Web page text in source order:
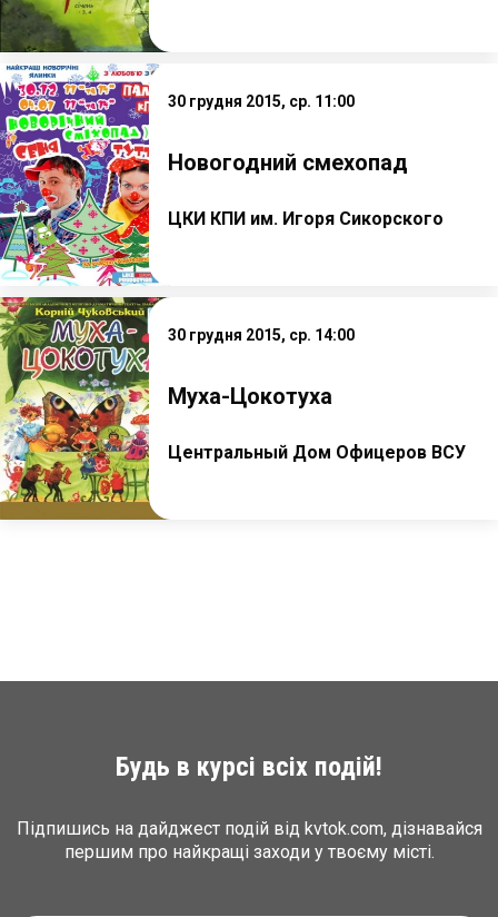
30 грудня 2015, ср. 11:00
Новогодний смехопад
ЦКИ КПИ им. Игоря Сикорского
30 грудня 2015, ср. 14:00
Муха-Цокотуха
Центральный Дом Офицеров ВСУ
Будь в курсі всіх подій!
Підпишись на дайджест подій від kvtok.com, дізнавайся
першим про найкращі заходи у твоєму місті.